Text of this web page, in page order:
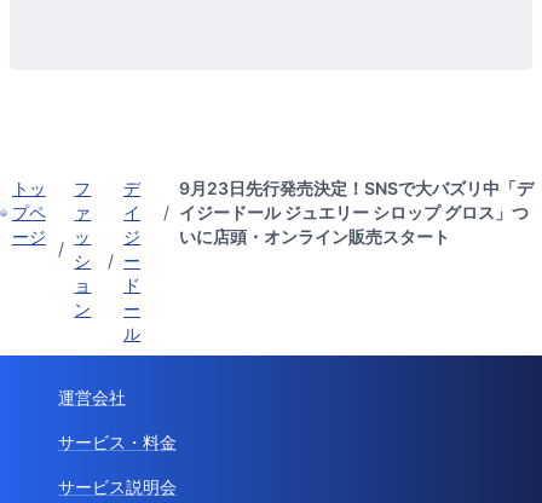
トッ
プペ
ージ
/
フ
ァ
ッ
シ
ョ
ン
/
デ
イ
ジ
ー
ド
ー
ル
/
9月23日先行発売決定！SNSで大バズリ中「デ
イジードール ジュエリー シロップ グロス」つ
いに店頭・オンライン販売スタート
運営会社
サービス・料金
サービス説明会